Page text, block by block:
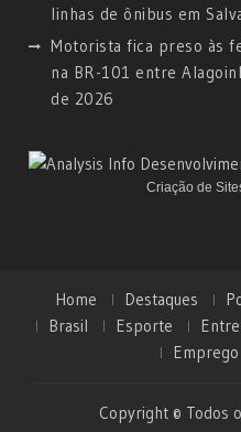
linhas de ônibus em
Motorista fica preso às
na BR-101 entre
de 2026
Criação de
Home Destaques
Brasil
Esporte
Emprego
Copyright © Todos